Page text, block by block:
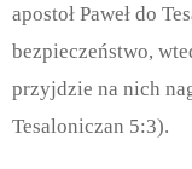
apostoł Paweł do
bezpieczeństwo,
przyjdzie na nich
Tesaloniczan 5:3).